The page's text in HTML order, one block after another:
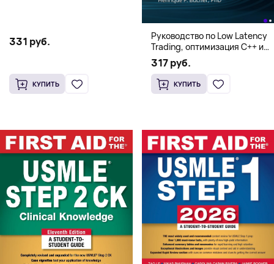
331 руб.
КУПИТЬ
Руководство по Low Latency
Trading, оптимизация C++ и
системная архитектура для
HFT
317 руб.
КУПИТЬ